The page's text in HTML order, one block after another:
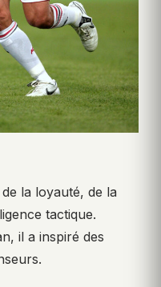
la loyauté, de la
tactique.
il a inspiré des